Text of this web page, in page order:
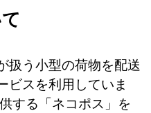
扱う小型の荷物を配送
ビスを利用していま
する「ネコポス」を